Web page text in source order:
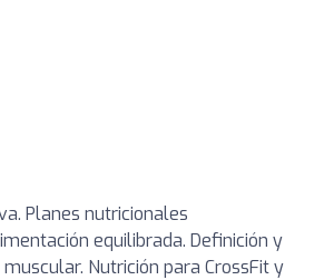
Planes nutricionales
equilibrada. Definición y
Nutrición para CrossFit y